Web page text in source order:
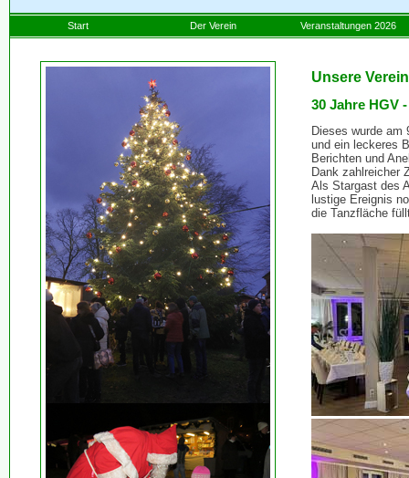
Start Der Verein Veranstaltungen 2026
Unsere
30 Jahre HGV
Dieses wurde
und ein leckeres
Berichten und
Dank zahlreicher
Als Stargast des
lustige Ereignis
die Tanzfläche